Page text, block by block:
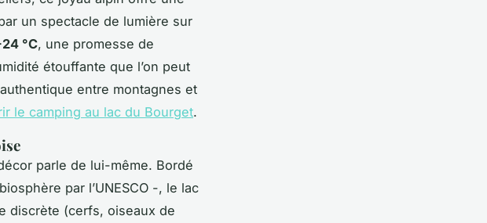
un spectacle de lumière sur
°C, une promesse de
étouffante que l’on peut
entre montagnes et
le camping au lac du Bourget.
parle de lui-même. Bordé
par l’UNESCO -, le lac
discrète (cerfs, oiseaux de